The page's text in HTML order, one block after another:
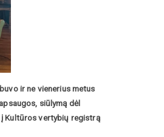
ir ne vienerius metus
siūlymą dėl
į Kultūros vertybių registrą